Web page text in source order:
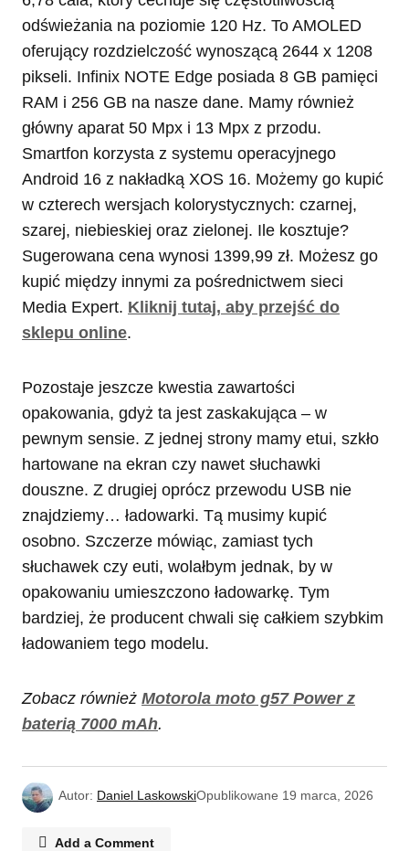
odświeżania na poziomie 120 Hz. To AMOLED
oferujący rozdzielczość wynoszącą 2644 x 1208
pikseli. Infinix NOTE Edge posiada 8 GB pamięci
RAM i 256 GB na nasze dane. Mamy również
główny aparat 50 Mpx i 13 Mpx z przodu.
Smartfon korzysta z systemu operacyjnego
Android 16 z nakładką XOS 16. Możemy go kupić
w czterech wersjach kolorystycznych: czarnej,
szarej, niebieskiej oraz zielonej. Ile kosztuje?
Sugerowana cena wynosi 1399,99 zł. Możesz go
kupić między innymi za pośrednictwem sieci
Media Expert. Kliknij tutaj, aby przejść do
sklepu online.
Pozostaje jeszcze kwestia zawartości
opakowania, gdyż ta jest zaskakująca – w
pewnym sensie. Z jednej strony mamy etui, szkło
hartowane na ekran czy nawet słuchawki
douszne. Z drugiej oprócz przewodu USB nie
znajdziemy… ładowarki. Tą musimy kupić
osobno. Szczerze mówiąc, zamiast tych
słuchawek czy euti, wolałbym jednak, by w
opakowaniu umieszczono ładowarkę. Tym
bardziej, że producent chwali się całkiem szybkim
ładowaniem tego modelu.
Zobacz również Motorola moto g57 Power z
baterią 7000 mAh.
Autor: Daniel LaskowskiOpublikowane 19 marca, 2026
Add a Comment